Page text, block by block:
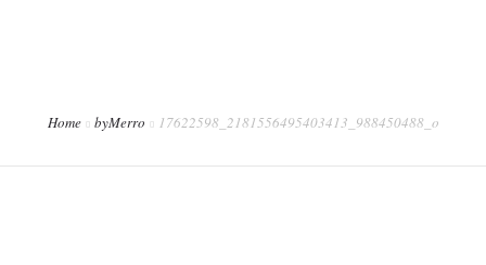
Home byMerro 17622598_2181556495403413_988450488_o